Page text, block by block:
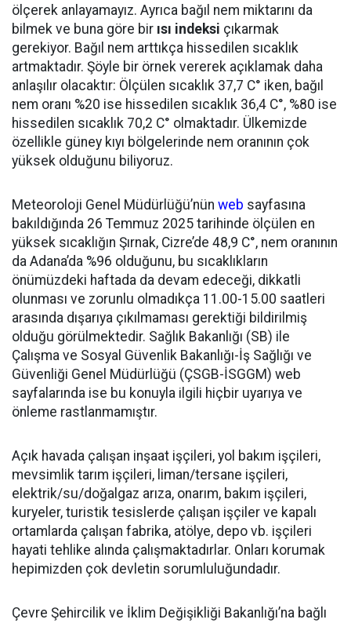
ölçerek anlayamayız. Ayrıca bağıl nem miktarını da
bilmek ve buna göre bir ısı indeksi çıkarmak
gerekiyor. Bağıl nem arttıkça hissedilen sıcaklık
artmaktadır. Şöyle bir örnek vererek açıklamak daha
anlaşılır olacaktır: Ölçülen sıcaklık 37,7 C° iken, bağıl
nem oranı %20 ise hissedilen sıcaklık 36,4 C°, %80 ise
hissedilen sıcaklık 70,2 C° olmaktadır. Ülkemizde
özellikle güney kıyı bölgelerinde nem oranının çok
yüksek olduğunu biliyoruz.
Meteoroloji Genel Müdürlüğü’nün web sayfasına
bakıldığında 26 Temmuz 2025 tarihinde ölçülen en
yüksek sıcaklığın Şırnak, Cizre’de 48,9 C°, nem oranının
da Adana’da %96 olduğunu, bu sıcaklıkların
önümüzdeki haftada da devam edeceği, dikkatli
olunması ve zorunlu olmadıkça 11.00-15.00 saatleri
arasında dışarıya çıkılmaması gerektiği bildirilmiş
olduğu görülmektedir. Sağlık Bakanlığı (SB) ile
Çalışma ve Sosyal Güvenlik Bakanlığı-İş Sağlığı ve
Güvenliği Genel Müdürlüğü (ÇSGB-İSGGM) web
sayfalarında ise bu konuyla ilgili hiçbir uyarıya ve
önleme rastlanmamıştır.
Açık havada çalışan inşaat işçileri, yol bakım işçileri,
mevsimlik tarım işçileri, liman/tersane işçileri,
elektrik/su/doğalgaz arıza, onarım, bakım işçileri,
kuryeler, turistik tesislerde çalışan işçiler ve kapalı
ortamlarda çalışan fabrika, atölye, depo vb. işçileri
hayati tehlike alında çalışmaktadırlar. Onları korumak
hepimizden çok devletin sorumluluğundadır.
Çevre Şehircilik ve İklim Değişikliği Bakanlığı’na bağlı